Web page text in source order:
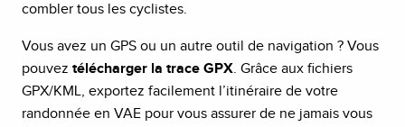
combler tous les cyclistes.
Vous avez un GPS ou un autre outil de navigation ? Vous
pouvez télécharger la trace GPX. Grâce aux fichiers
GPX/KML, exportez facilement l’itinéraire de votre
randonnée en VAE pour vous assurer de ne jamais vous